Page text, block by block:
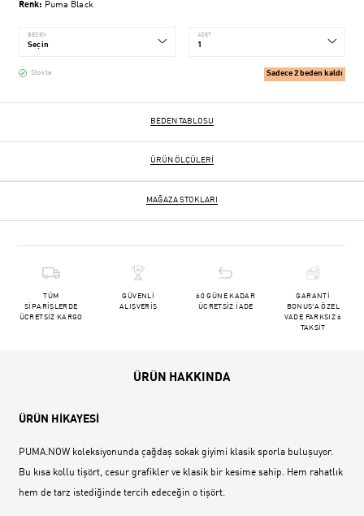
Renk: Puma Black
BEDEN ADET
Stokta Sadece 2 beden kaldı
BEDEN TABLOSU
ÜRÜN ÖLÇÜLERI
MAĞAZA STOKLARI
TÜM
SİPARİŞLERDE
ÜCRETSİZ KARGO
GÜVENLİ
ALIŞVERİŞ
60 GÜNE KADAR
ÜCRETSİZ İADE
GARANTİ
BONUS'A ÖZEL
VADE FARKSIZ 6
TAKSİT
ÜRÜN HAKKINDA
ÜRÜN HİKAYESİ
PUMA.NOW koleksiyonunda çağdaş sokak giyimi klasik sporla buluşuyor.
Bu kısa kollu tişört, cesur grafikler ve klasik bir kesime sahip. Hem rahatlık
hem de tarz istediğinde tercih edeceğin o tişört.